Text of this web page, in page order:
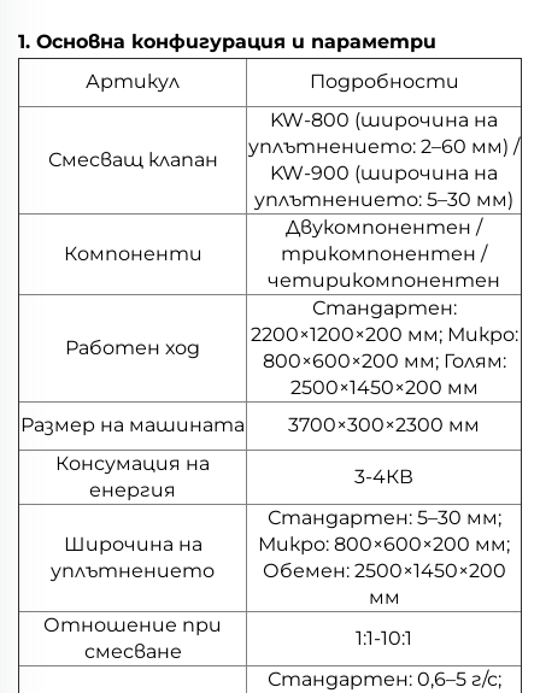
1. Основна конфигурация и параметри
Артикул
Подробности
Смесващ клапан
KW-800 (широчина на
уплътнението: 2–60 мм) /
KW-900 (широчина на
уплътнението: 5–30 мм)
Компоненти
Двукомпонентен /
трикомпонентен /
четирикомпонентен
Работен ход
Стандартен:
2200×1200×200 мм; Микро:
800×600×200 мм; Голям:
2500×1450×200 мм
Размер на машината
3700×300×2300 мм
Консумация на
енергия
3-4КВ
Широчина на
уплътнението
Стандартен: 5–30 мм;
Микро: 800×600×200 мм;
Обемен: 2500×1450×200
мм
Отношение при
смесване
1:1-10:1
Стандартен: 0,6–5 г/с;